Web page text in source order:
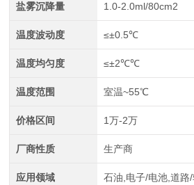
盐雾沉降量 1.0-2.0ml/80cm2
温度波动度 ≤±0.5℃
温度均匀度 ≤±2℃℃
温度范围 室温~55℃
价格区间 1万-2万
厂商性质 生产商
应用领域 石油,电子/电池,道路